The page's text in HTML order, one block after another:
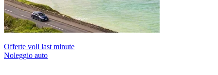
Offerte voli last minute
Noleggio auto